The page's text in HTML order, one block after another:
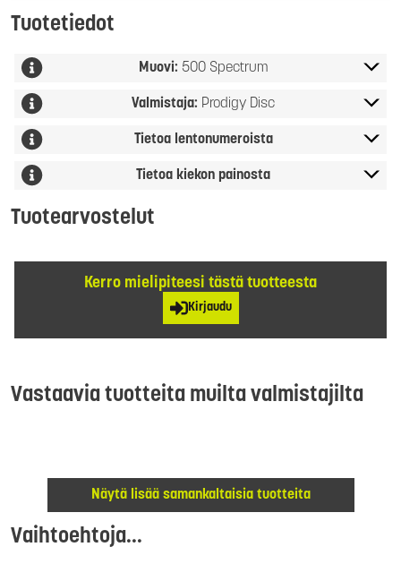
Tuotetiedot
Muovi: 500 Spectrum
Valmistaja: Prodigy Disc
Tietoa lentonumeroista
Tietoa kiekon painosta
Tuotearvostelut
Kerro mielipiteesi tästä tuotteesta
Kirjaudu
Vastaavia tuotteita muilta valmistajilta
Näytä lisää samankaltaisia tuotteita
Vaihtoehtoja...